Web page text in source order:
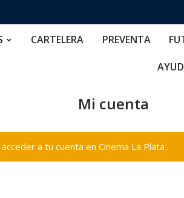
CARTELERA PREVENTA
Mi cuenta
a tu cuenta en Cinema La Plata .